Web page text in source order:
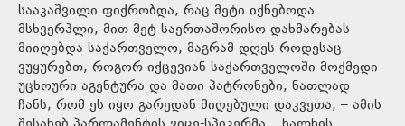
სააკაშვილი ფიქრობდა, რაც მეტი იქნებოდა
მსხვერპლი, მით მეტ საერთაშორისო დახმარებას
მიიღებდა საქართველო, მაგრამ დღეს როდესაც
ვუყურებთ, როგორ იქცევიან საქართველოში მოქმედი
უცხოური აგენტურა და მათი პატრონები, ნათლად
ჩანს, რომ ეს იყო გარედან მიღებული დაკვეთა, – ამის